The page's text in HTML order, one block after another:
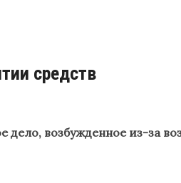
средств
дело, возбужденное из-за